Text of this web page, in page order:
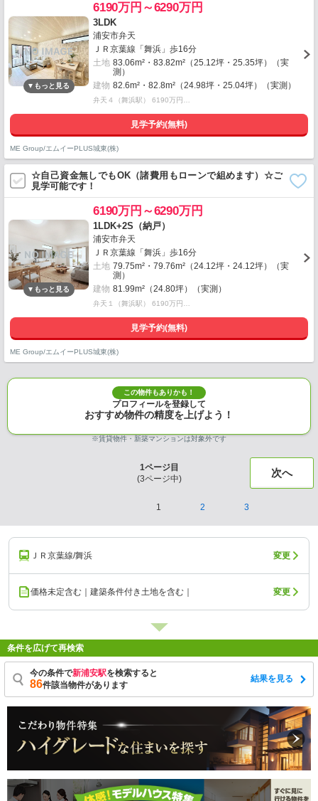
6190万円～6290万円
3LDK
浦安市弁天
ＪＲ京葉線「舞浜」歩16分
土地 83.06m²・83.82m²（25.12坪・25.35坪）（実
測）
建物 82.6m²・82.8m²（24.98坪・25.04坪）（実測）
弁天４（舞浜駅） 6190万円…
見学予約(無料)
ME Group/エムイーPLUS城東(株)
☆自己資金無しでもOK（諸費用もローンで組めます）☆ご
見学可能です！
6190万円～6290万円
1LDK+2S（納戸）
浦安市弁天
ＪＲ京葉線「舞浜」歩16分
土地 79.75m²・79.76m²（24.12坪・24.12坪）（実
測）
建物 81.99m²（24.80坪）（実測）
弁天１（舞浜駅） 6190万円…
見学予約(無料)
ME Group/エムイーPLUS城東(株)
この物件もありかも！
プロフィールを登録して
おすすめ物件の精度を上げよう！
※賃貸物件・新築マンションは対象外です
1ページ目
(3ページ中) 次へ
1 2 3
ＪＲ京葉線/舞浜 変更
価格未定含む｜建築条件付き土地を含む｜ 変更
条件を広げて再検索
今の条件で新浦安駅を検索すると
86件該当物件があります
結果を見る